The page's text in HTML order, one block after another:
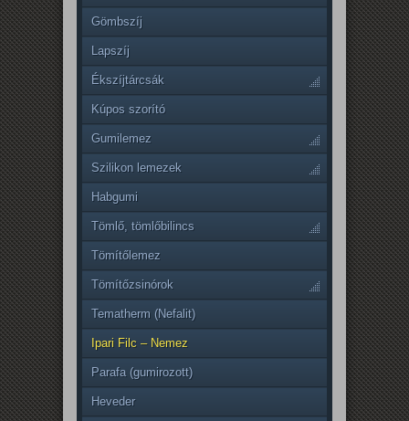
Gömbszíj
Lapszíj
Ékszíjtárcsák
Kúpos szorító
Gumilemez
Szilikon lemezek
Habgumi
Tömlő, tömlőbilincs
Tömítőlemez
Tömítőzsinórok
Tematherm (Nefalit)
Ipari Filc – Nemez
Parafa (gumirozott)
Heveder